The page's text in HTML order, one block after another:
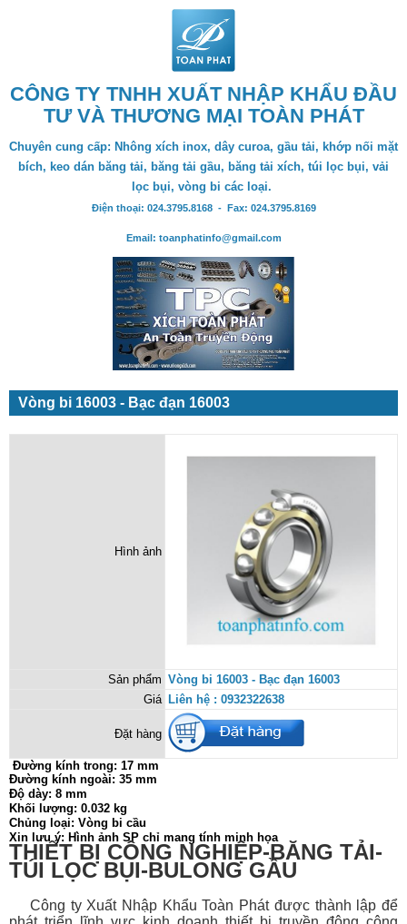
CÔNG TY TNHH XUẤT NHẬP KHẨU ĐẦU
TƯ VÀ THƯƠNG MẠI TOÀN PHÁT
Chuyên cung cấp: Nhông xích inox, dây curoa, gầu tải, khớp nối mặt
bích, keo dán băng tải, băng tải gầu, băng tải xích, túi lọc bụi, vải
lọc bụi, vòng bi các loại.
Điện thoại: 024.3795.8168 - Fax: 024.3795.8169
Email: toanphatinfo@gmail.com
Vòng bi 16003 - Bạc đạn 16003
Hình ảnh
Sản phẩm Vòng bi 16003 - Bạc đạn 16003
Giá Liên hệ : 0932322638
Đặt hàng
Đường kính trong: 17 mm
Đường kính ngoài: 35 mm
Độ dày: 8 mm
Khối lượng: 0.032 kg
Chủng loại: Vòng bi cầu
Xin lưu ý: Hình ảnh SP chỉ mang tính minh họa
THIẾT BỊ CÔNG NGHIỆP-BĂNG TẢI-
TÚI LỌC BỤI-BULONG GẦU
Công ty Xuất Nhập Khẩu Toàn Phát được thành lập để